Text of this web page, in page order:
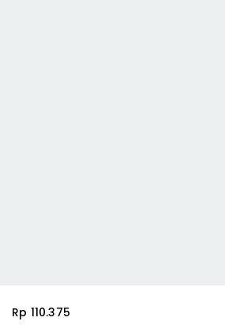
Rp 110.375